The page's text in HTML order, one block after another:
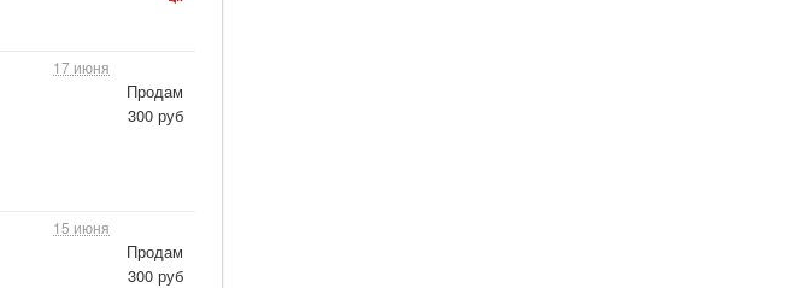
17 июня
Продам
300 руб
15 июня
Продам
300 руб